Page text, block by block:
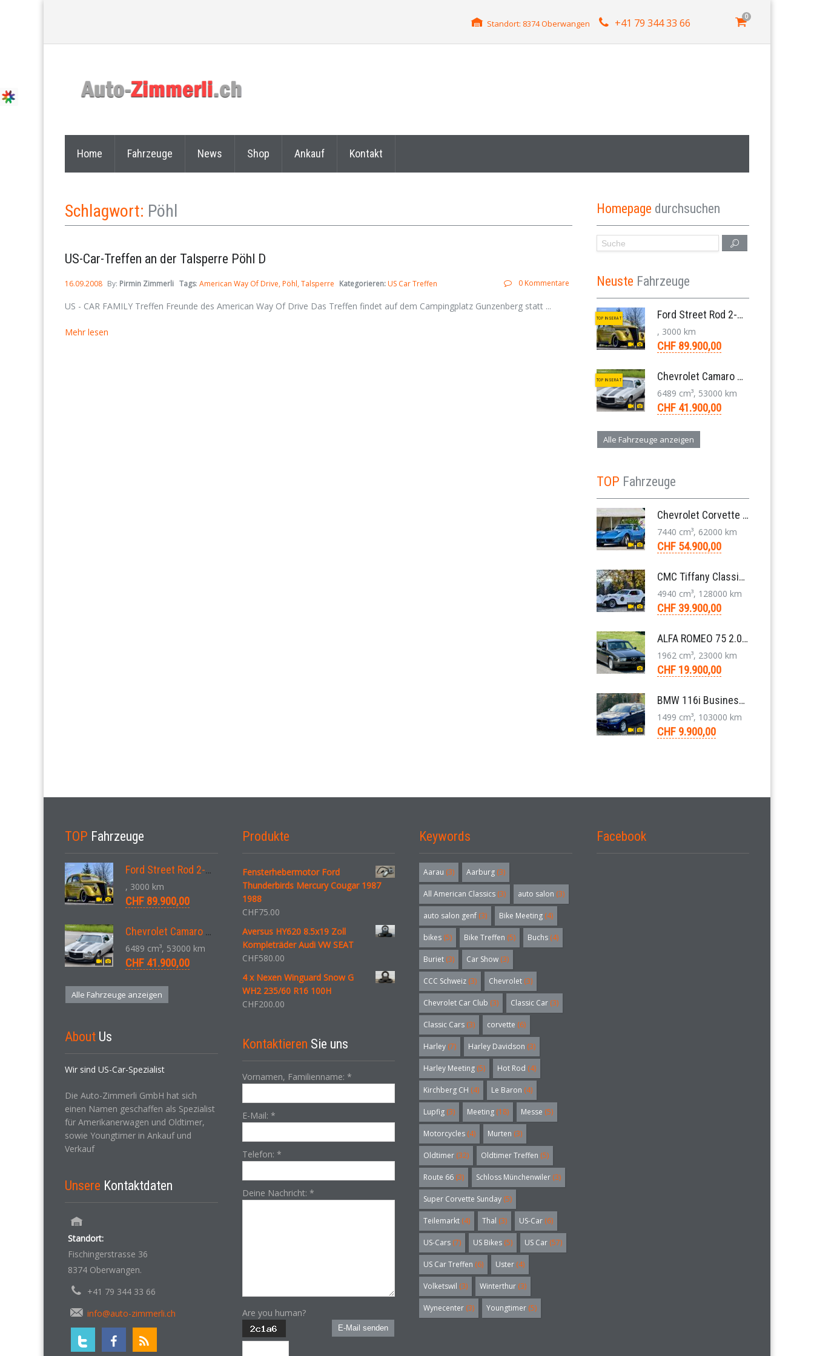
Standort: 8374 Oberwangen +41 79 344 33 66 0
Home Fahrzeuge News Shop Ankauf Kontakt
Schlagwort: Pöhl
US-Car-Treffen an der Talsperre Pöhl D
0 Kommentare
16.09.2008 By: Pirmin Zimmerli Tags: American Way Of Drive Pöhl Talsperre Kategorieren:US Car Treffen
US - CAR FAMILY Treffen Freunde des American Way Of Drive Das Treffen findet auf dem Campingplatz Gunzenberg statt ...
Mehr lesen
Homepage durchsuchen
Neuste Fahrzeuge
TOP INSERAT Ford Street Rod 2-Door V8 Aut. 1937
, 3000 km
CHF 89.900,00
TOP INSERAT Chevrolet Camaro SS 396 LS3 Coupe Aut. 1971
6489 cm³, 53000 km
CHF 41.900,00
Alle Fahrzeuge anzeigen
TOP Fahrzeuge
Chevrolet Corvette Stingray Targa C3 454-V8 4-Gang 1974
7440 cm³, 62000 km
CHF 54.900,00
CMC Tiffany Classic Coupé Neoklassiker 5.0 V8 1991
4940 cm³, 128000 km
CHF 39.900,00
ALFA ROMEO 75 2.0 TS Super Berlina 5-Gang 1991
1962 cm³, 23000 km
CHF 19.900,00
BMW 116i Business 1er F20 Limousine 1.5 6-Gang 2016
1499 cm³, 103000 km
CHF 9.900,00
TOP Fahrzeuge
Ford Street Rod 2-Door V8 Aut. 1937
, 3000 km
CHF 89.900,00
Chevrolet Camaro SS 396 LS3 Coupe Aut. 1971
6489 cm³, 53000 km
CHF 41.900,00
Alle Fahrzeuge anzeigen
About Us
Wir sind US-Car-Spezialist
Die Auto-Zimmerli GmbH hat sich
einen Namen geschaffen als Spezialist
für Amerikanerwagen und Oldtimer,
sowie Youngtimer in Ankauf und
Verkauf
Unsere Kontaktdaten
Standort:
Fischingerstrasse 36
8374 Oberwangen.
+41 79 344 33 66
info@auto-zimmerli.ch
Produkte
Fensterhebermotor Ford
Thunderbirds Mercury Cougar 1987
1988
CHF75.00
Aversus HY620 8.5x19 Zoll
Kompleträder Audi VW SEAT
CHF580.00
4 x Nexen Winguard Snow G
WH2 235/60 R16 100H
CHF200.00
Kontaktieren Sie uns
Vornamen, Familienname: *
E-Mail: *
Telefon: *
Deine Nachricht: *
Are you human?
E-Mail senden
Keywords
Aarau (3) Aarburg (3)
All American Classics (3) auto salon (3)
auto salon genf (3) Bike Meeting (4)
bikes (5) Bike Treffen (5) Buchs (4)
Buriet (3) Car Show (3)
CCC Schweiz (3) Chevrolet (3)
Chevrolet Car Club (3) Classic Car (3)
Classic Cars (3) corvette (6)
Harley (7) Harley Davidson (3)
Harley Meeting (5) Hot Rod (4)
Kirchberg CH (4) Le Baron (4)
Lupfig (3) Meeting (18) Messe (5)
Motorcycles (4) Murten (3)
Oldtimer (32) Oldtimer Treffen (5)
Route 66 (3) Schloss Münchenwiler (3)
Super Corvette Sunday (5)
Teilemarkt (4) Thal (3) US-Car (6)
US-Cars (7) US Bikes (5) US Car (57)
US Car Treffen (6) Uster (4)
Volketswil (3) Winterthur (3)
Wynecenter (3) Youngtimer (5)
Facebook